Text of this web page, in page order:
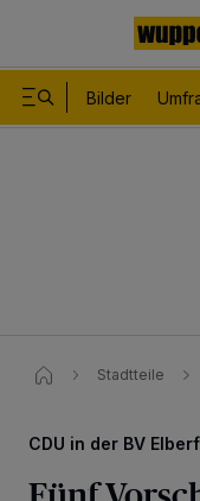
Bilder
Stadtteile
CDU in der BV